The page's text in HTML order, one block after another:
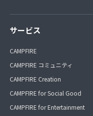
サービス
CAMPFIRE
CAMPFIRE コミュニティ
CAMPFIRE Creation
CAMPFIRE for Social Good
CAMPFIRE for Entertainment